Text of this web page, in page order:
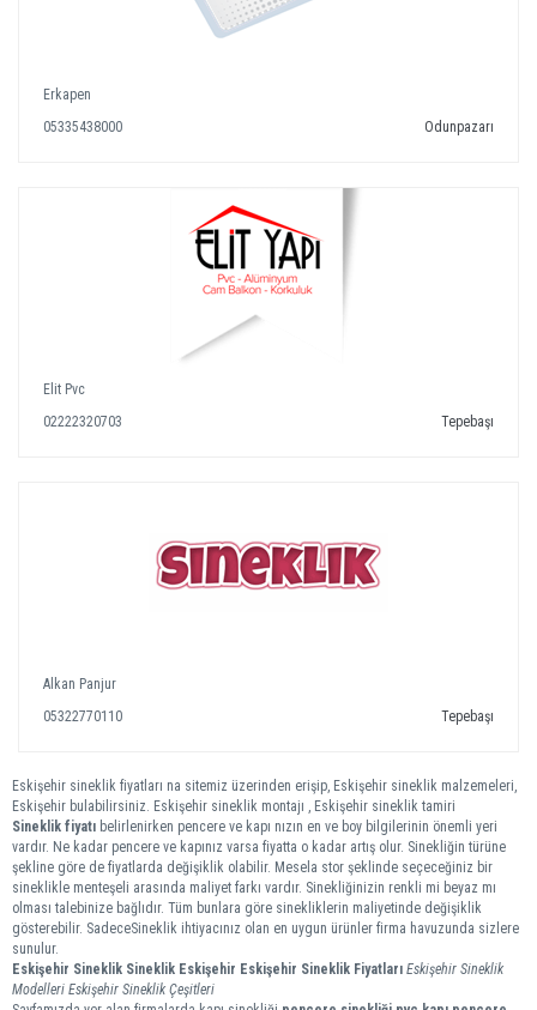
Erkapen
05335438000
Odunpazarı
Elit Pvc
02222320703
Tepebaşı
Alkan Panjur
05322770110
Tepebaşı
Eskişehir sineklik fiyatları na sitemiz üzerinden erişip, Eskişehir sineklik malzemeleri,
Eskişehir bulabilirsiniz. Eskişehir sineklik montajı , Eskişehir sineklik tamiri
Sineklik fiyatı belirlenirken pencere ve kapı nızın en ve boy bilgilerinin önemli yeri
vardır. Ne kadar pencere ve kapınız varsa fiyatta o kadar artış olur. Sinekliğin türüne
şekline göre de fiyatlarda değişiklik olabilir. Mesela stor şeklinde seçeceğiniz bir
sineklikle menteşeli arasında maliyet farkı vardır. Sinekliğinizin renkli mi beyaz mı
olması talebinize bağlıdır. Tüm bunlara göre sinekliklerin maliyetinde değişiklik
gösterebilir. SadeceSineklik ihtiyacınız olan en uygun ürünler firma havuzunda sizlere
sunulur.
Eskişehir Sineklik Sineklik Eskişehir Eskişehir Sineklik Fiyatları Eskişehir Sineklik
Modelleri Eskişehir Sineklik Çeşitleri